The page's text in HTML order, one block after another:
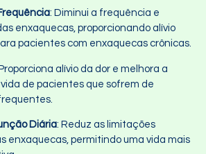
: Diminui a frequência e
enxaquecas, proporcionando alívio
pacientes com enxaquecas crônicas.
alívio da dor e melhora a
de pacientes que sofrem de
Diária: Reduz as limitações
enxaquecas, permitindo uma vida mais